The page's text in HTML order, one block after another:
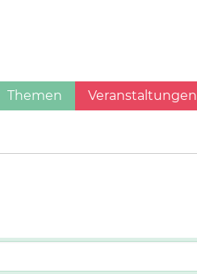
Themen Veranstaltungen